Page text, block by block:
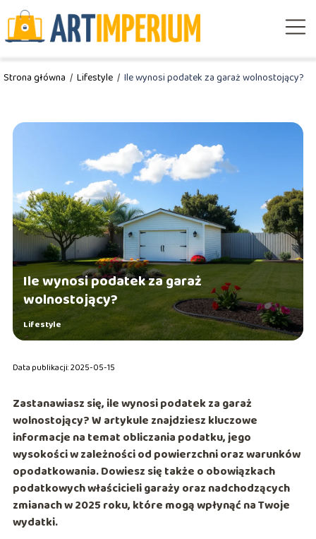
Strona główna / Lifestyle / Ile wynosi podatek za garaż wolnostojący?
Ile wynosi podatek za garaż
wolnostojący?
Lifestyle
Data publikacji: 2025-05-15
Zastanawiasz się, ile wynosi podatek za garaż
wolnostojący? W artykule znajdziesz kluczowe
informacje na temat obliczania podatku, jego
wysokości w zależności od powierzchni oraz warunków
opodatkowania. Dowiesz się także o obowiązkach
podatkowych właścicieli garaży oraz nadchodzących
zmianach w 2025 roku, które mogą wpłynąć na Twoje
wydatki.